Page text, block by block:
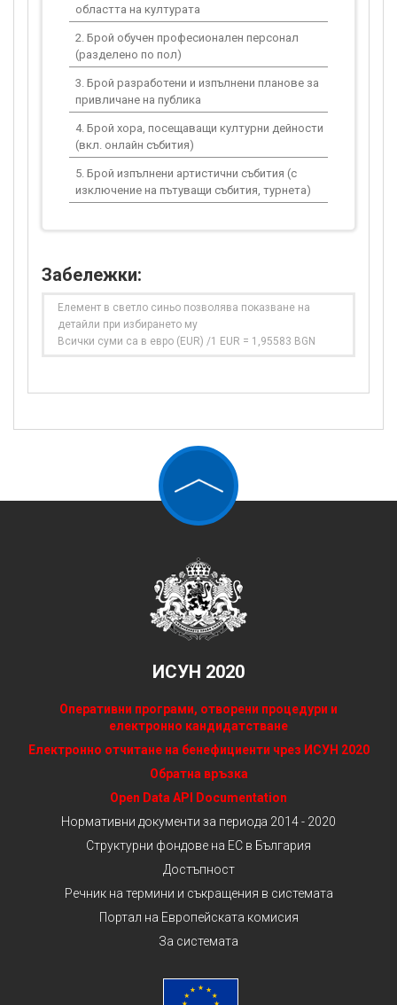
областта на културата
2. Брой обучен професионален персонал
(разделено по пол)
3. Брой разработени и изпълнени планове за
привличане на публика
4. Брой хора, посещаващи културни дейности
(вкл. онлайн събития)
5. Брой изпълнени артистични събития (с
изключение на пътуващи събития, турнета)
Забележки:
Елемент в светло синьо позволява показване на
детайли при избирането му
Всички суми са в евро (EUR) /1 EUR = 1,95583 BGN
ИСУН 2020
Оперативни програми, отворени процедури и
електронно кандидатстване
Електронно отчитане на бенефициенти чрез ИСУН 2020
Обратна връзка
Open Data API Documentation
Нормативни документи за периода 2014 - 2020
Структурни фондове на ЕС в България
Достъпност
Речник на термини и съкращения в системата
Портал на Европейската комисия
За системата